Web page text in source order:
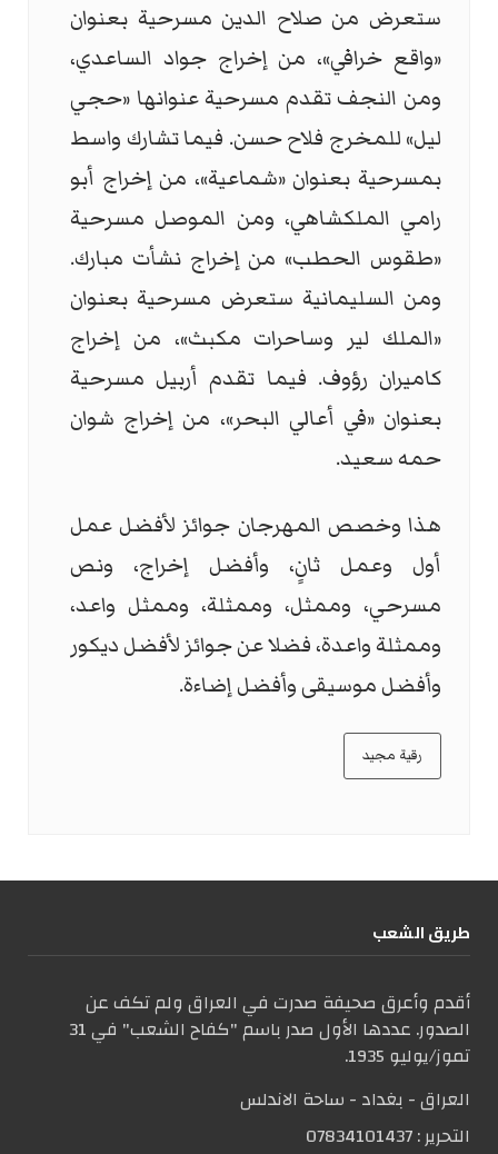
ستعرض من صلاح الدين مسرحية بعنوان
«واقع خرافي»، من إخراج جواد الساعدي،
ومن النجف تقدم مسرحية عنوانها «حجي
ليل» للمخرج فلاح حسن. فيما تشارك واسط
بمسرحية بعنوان «شماعية»، من إخراج أبو
رامي الملكشاهي، ومن الموصل مسرحية
«طقوس الحطب» من إخراج نشأت مبارك.
ومن السليمانية ستعرض مسرحية بعنوان
«الملك لير وساحرات مكبث»، من إخراج
كاميران رؤوف. فيما تقدم أربيل مسرحية
بعنوان «في أعالي البحر»، من إخراج شوان
حمه سعيد.
هذا وخصص المهرجان جوائز لأفضل عمل
أول وعمل ثانٍ، وأفضل إخراج، ونص
مسرحي، وممثل، وممثلة، وممثل واعد،
وممثلة واعدة، فضلا عن جوائز لأفضل ديكور
وأفضل موسيقى وأفضل إضاءة.
رقية مجيد
طریق الشعب
أقدم وأعرق صحيفة صدرت في العراق ولم تكف عن
الصدور. عددها الأول صدر باسم "كفاح الشعب" في 31
تموز/يوليو 1935.
العراق - بغداد - ساحة الاندلس
التحریر :07834101437